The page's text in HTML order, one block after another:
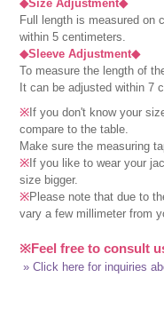
◆Size Adjustment◆
Full length is measured on
within 5 centimeters.
◆Sleeve Adjustment◆
To measure the length of
It can be adjusted within 7
※ If you don't know your
compare to the table.
Make sure the measuring
※ If you like to wear your
size bigger.
※Please note that due to
vary a few millimeter from
※Feel free to consult
» Click here for inquiries